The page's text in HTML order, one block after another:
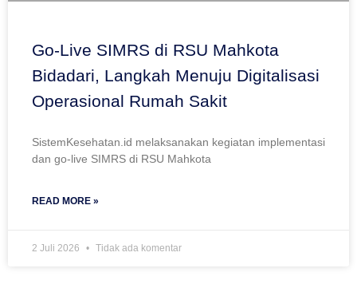
Go-Live SIMRS di RSU Mahkota
Bidadari, Langkah Menuju Digitalisasi
Operasional Rumah Sakit
SistemKesehatan.id melaksanakan kegiatan implementasi
dan go-live SIMRS di RSU Mahkota
READ MORE »
2 Juli 2026 Tidak ada komentar